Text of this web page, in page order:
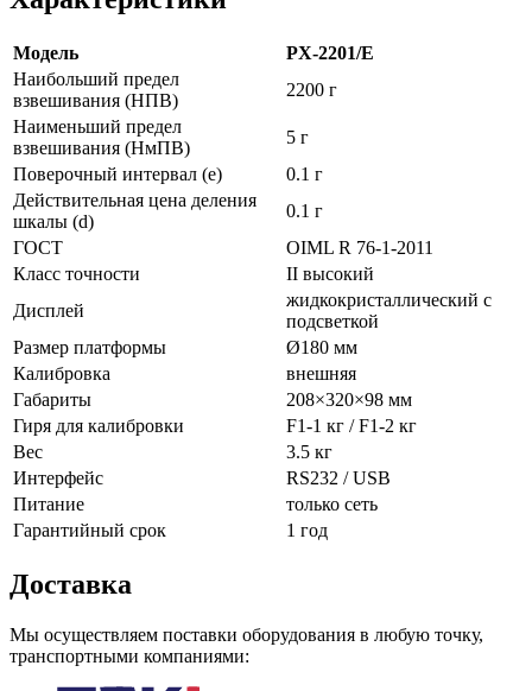
Модель
PX-2201/E
Наибольший предел
взвешивания (НПВ)
2200 г
Наименьший предел
взвешивания (НмПВ)
5 г
Поверочный интервал (е)
0.1 г
Действительная цена деления
шкалы (d)
0.1 г
ГОСТ
OIML R 76-1-2011
Класс точности
II высокий
Дисплей
жидкокристаллический с
подсветкой
Размер платформы
Ø180 мм
Калибровка
внешняя
Габариты
208×320×98 мм
Гиря для калибровки
F1-1 кг / F1-2 кг
Вес
3.5 кг
Интерфейс
RS232 / USB
Питание
только сеть
Гарантийный срок
1 год
Доставка
Мы осуществляем поставки оборудования в любую точку,
транспортными компаниями: